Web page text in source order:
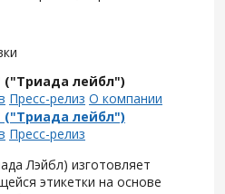
лейбл")
Пресс-релиз О компании
лейбл")
Пресс-релиз
Лэйбл) изготовляет
этикетки на основе